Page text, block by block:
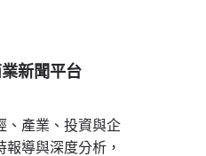
新聞平台
、產業、投資與企
報導與深度分析，